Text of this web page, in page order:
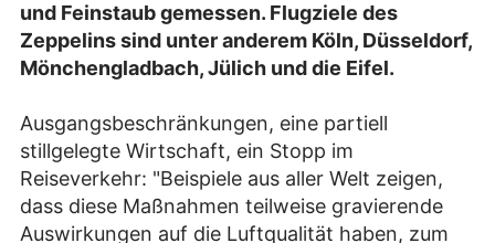
und Feinstaub gemessen. Flugziele des
Zeppelins sind unter anderem Köln, Düsseldorf,
Mönchengladbach, Jülich und die Eifel.
Ausgangsbeschränkungen, eine partiell
stillgelegte Wirtschaft, ein Stopp im
Reiseverkehr: "Beispiele aus aller Welt zeigen,
dass diese Maßnahmen teilweise gravierende
Auswirkungen auf die Luftqualität haben, zum